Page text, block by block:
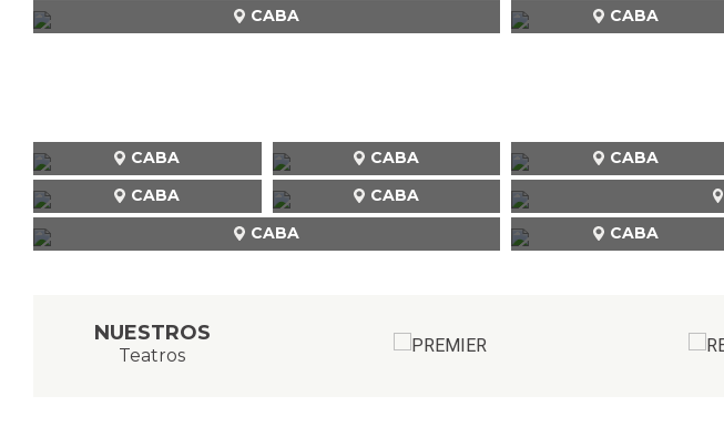
CABA
CABA
CABA CABA CABA
CABA
CABA
CABA
CABA
NUESTROS
Teatros